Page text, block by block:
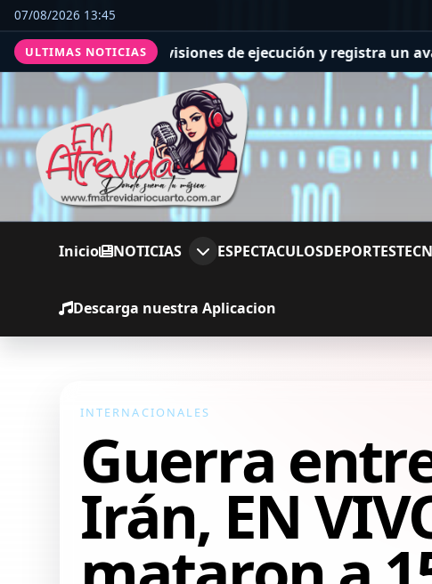
07/08/2026 13:45
ULTIMAS NOTICIAS
las previsiones de ejecución y registra un avance
Inicio NOTICIAS ESPECTACULOSDEPORTES
Descarga nuestra Aplicacion
INTERNACIONALES
Guerra
Irán, EN